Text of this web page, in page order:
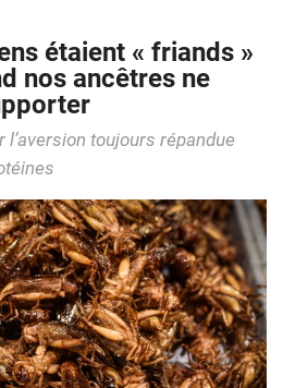
étaient « friands »
nos ancêtres ne
l’aversion toujours répandue